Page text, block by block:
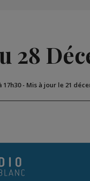
28
17h30- Mis à jour le 21